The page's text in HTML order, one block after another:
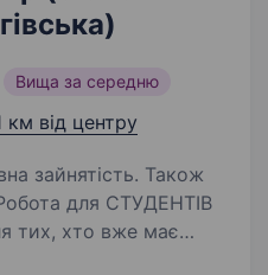
Вища за середню
км від центру
зайнятість. Також
тих, хто вже має